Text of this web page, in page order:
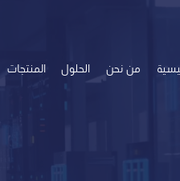
من نحن الحلول المنتجات